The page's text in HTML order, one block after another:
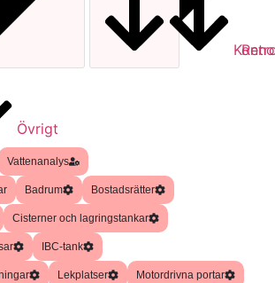
Övrigt
Vattenanalys
Badrum Bostadsrätter
Cisterner och lagringstankar
IBC-tank
Lekplatser Motordrivna portar